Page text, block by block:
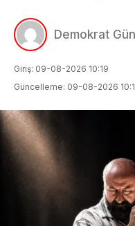
Demokrat
Giriş: 09-08-2026 10:19
Güncelleme: 09-08-2026